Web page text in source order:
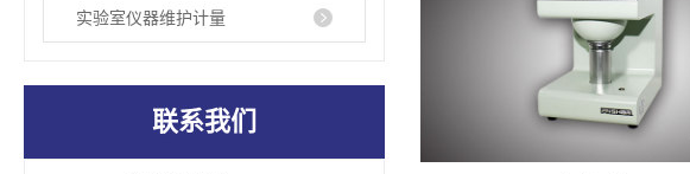
实验室仪器维护计量
联系我们